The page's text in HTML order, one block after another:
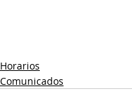
Horarios
Comunicados